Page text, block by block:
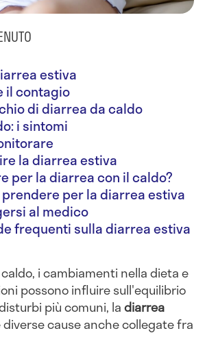
estiva
il contagio
di diarrea da caldo
i sintomi
la diarrea estiva
per la diarrea con il caldo?
per la diarrea estiva
al medico
frequenti sulla diarrea estiva
i cambiamenti nella dieta e
possono influire sull'equilibrio
più comuni, ladiarrea
diverse cause anche collegate fra